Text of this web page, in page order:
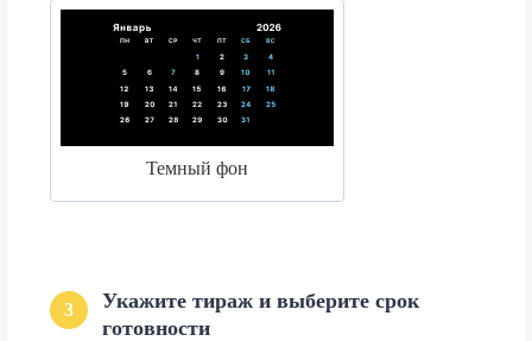
Темный фон
3
Укажите тираж и выберите срок
готовности